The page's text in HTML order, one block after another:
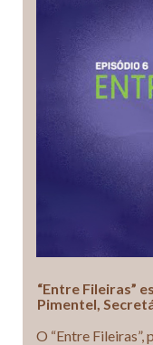
“Entre Fileiras”
Pimentel,
O “Entre Fileiras”,